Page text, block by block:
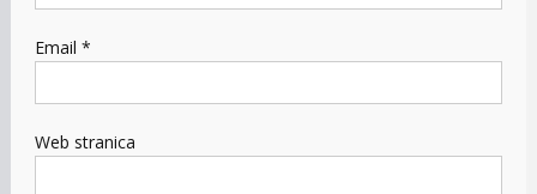
Email *
Web stranica